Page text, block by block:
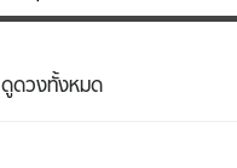
ดูดวงทั้งหมด